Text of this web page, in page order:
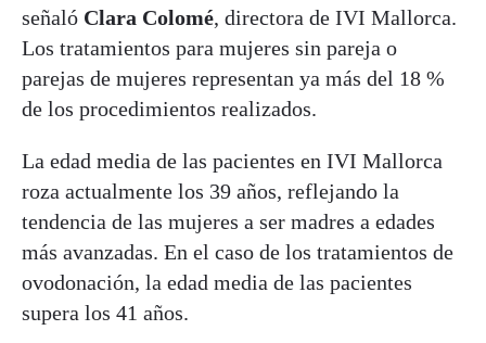
señaló Clara Colomé, directora de IVI Mallorca.
Los tratamientos para mujeres sin pareja o
parejas de mujeres representan ya más del 18 %
de los procedimientos realizados.
La edad media de las pacientes en IVI Mallorca
roza actualmente los 39 años, reflejando la
tendencia de las mujeres a ser madres a edades
más avanzadas. En el caso de los tratamientos de
ovodonación, la edad media de las pacientes
supera los 41 años.